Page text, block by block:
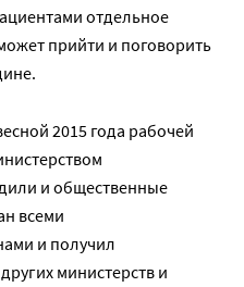
отдельное
прийти и поговорить
2015 года рабочей
и общественные
всеми
и получил
министерств и